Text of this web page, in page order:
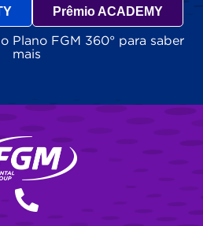
Prêmio ACADEMY
Plano FGM 360° para saber
mais